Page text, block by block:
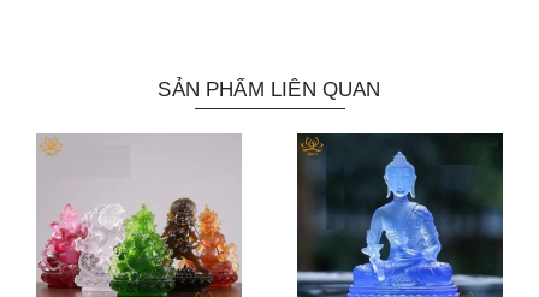
SẢN PHẨM LIÊN QUAN